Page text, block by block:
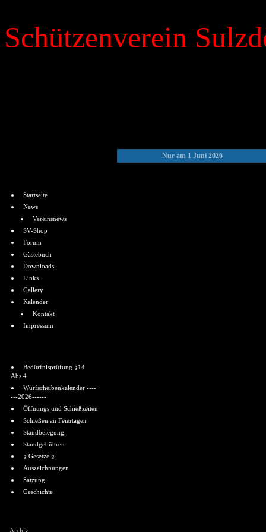
Schützenverein
Startseite
News
Vereinsnews
SV-Shop
Forum
Gästebuch
Downloads
Links
Gallery
Kalender
Kontakt
Impressum
Bedürfnisprüfung §14
Abs.4
Wurfscheibenkalender ----
---2026------
Öffnungs und Schießzeiten
Schießen an Feiertagen
Standbelegung
Standgebühren
§ Gesetze §
Auszeichnungen
Satzung
Geschichte
Archiv
Nur am 1 Juni 2026